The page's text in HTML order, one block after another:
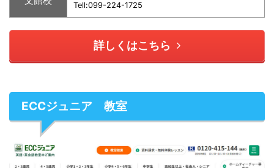
Tell:099-224-1725
詳しくはこちら
ECCジュニア 教室